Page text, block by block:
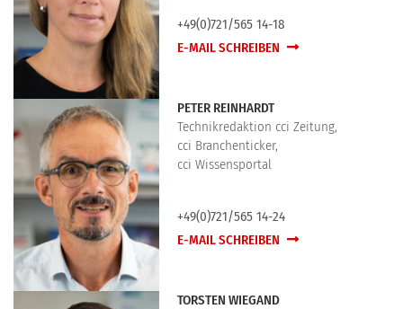
+49(0)721/565 14-18
E-MAIL SCHREIBEN
PETER REINHARDT
Technikredaktion cci Zeitung,
cci Branchenticker,
cci Wissensportal
+49(0)721/565 14-24
E-MAIL SCHREIBEN
TORSTEN WIEGAND